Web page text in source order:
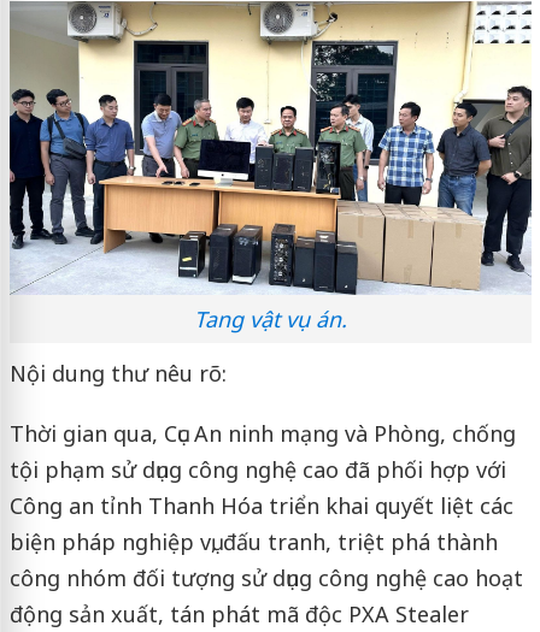
Tang vật vụ án.
Nội dung thư nêu rõ:
Thời gian qua, Cục An ninh mạng và Phòng, chống
tội phạm sử dụng công nghệ cao đã phối hợp với
Công an tỉnh Thanh Hóa triển khai quyết liệt các
biện pháp nghiệp vụ, đấu tranh, triệt phá thành
công nhóm đối tượng sử dụng công nghệ cao hoạt
động sản xuất, tán phát mã độc PXA Stealer